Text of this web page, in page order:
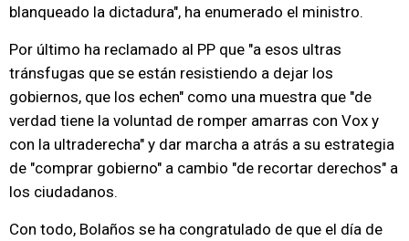
blanqueado la dictadura", ha enumerado el ministro.
Por último ha reclamado al PP que "a esos ultras
tránsfugas que se están resistiendo a dejar los
gobiernos, que los echen" como una muestra que "de
verdad tiene la voluntad de romper amarras con Vox y
con la ultraderecha" y dar marcha a atrás a su estrategia
de "comprar gobierno" a cambio "de recortar derechos" a
los ciudadanos.
Con todo, Bolaños se ha congratulado de que el día de